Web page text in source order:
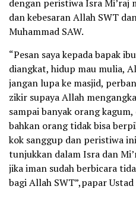
dengan peristiwa Isra Mi’raj
dan kebesaran Allah SWT
Muhammad SAW.
“Pesan saya kepada bapak
diangkat, hidup mau mulia,
jangan lupa ke masjid,
zikir supaya Allah
sampai banyak orang
bahkan orang tidak bisa
kok sanggup dan peristiwa
tunjukkan dalam Isra dan
jika iman sudah berbicara
bagi Allah SWT”,papar Ustad